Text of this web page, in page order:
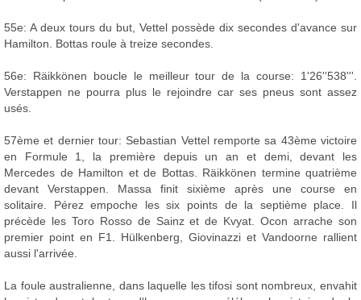
55e: A deux tours du but, Vettel possède dix secondes d'avance sur
Hamilton. Bottas roule à treize secondes.
56e: Räikkönen boucle le meilleur tour de la course: 1'26''538'''.
Verstappen ne pourra plus le rejoindre car ses pneus sont assez
usés.
57ème et dernier tour: Sebastian Vettel remporte sa 43ème victoire
en Formule 1, la première depuis un an et demi, devant les
Mercedes de Hamilton et de Bottas. Räikkönen termine quatrième
devant Verstappen. Massa finit sixième après une course en
solitaire. Pérez empoche les six points de la septième place. Il
précède les Toro Rosso de Sainz et de Kvyat. Ocon arrache son
premier point en F1. Hülkenberg, Giovinazzi et Vandoorne rallient
aussi l'arrivée.
La foule australienne, dans laquelle les tifosi sont nombreux, envahit